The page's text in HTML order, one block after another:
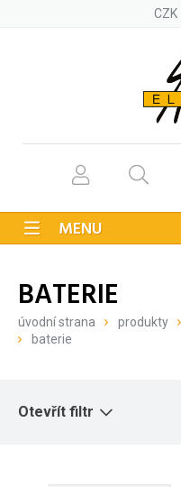
CZK
MENU
BATERIE
úvodní strana produkty
baterie
Otevřít filtr